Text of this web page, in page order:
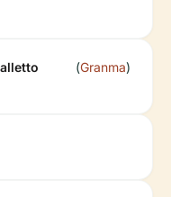
(Granma)